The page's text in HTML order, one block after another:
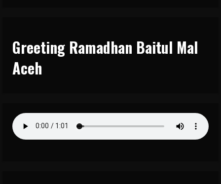
Greeting Ramadhan Baitul Mal
Aceh